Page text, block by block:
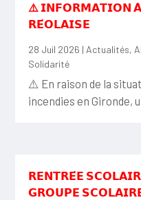
⚠️ 𝗜𝗡𝗙𝗢𝗥𝗠𝗔𝗧𝗜𝗢𝗡
𝗥𝗘́𝗢𝗟𝗔𝗜𝗦𝗘
28 Juil 2026 | Actualités,
Solidarité
⚠️ En raison de la
incendies en Gironde,
𝗥𝗘𝗡𝗧𝗥𝗘́𝗘
𝗚𝗥𝗢𝗨𝗣𝗘